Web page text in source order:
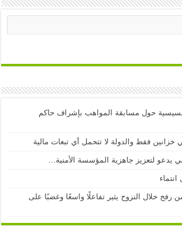
حول مسابقة المواهب بإشراف حاكم
خزانين فقط والدولة لا تتحمل أي تبعات مالية
يدعو لتعزيز جاهزية المؤسسة الأمنية…
رفح خلال النزوح يثير تفاعلًا واسعًا وغضبًا على